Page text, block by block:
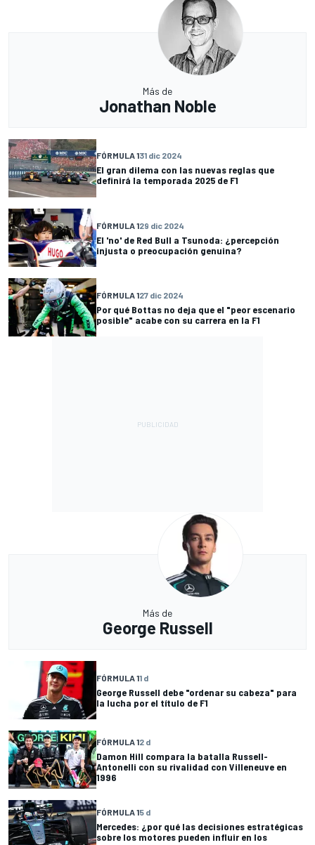
Más de
Jonathan Noble
FÓRMULA 131 dic 2024
El gran dilema con las nuevas reglas que
definirá la temporada 2025 de F1
FÓRMULA 129 dic 2024
El 'no' de Red Bull a Tsunoda: ¿percepción
injusta o preocupación genuina?
FÓRMULA 127 dic 2024
Por qué Bottas no deja que el "peor escenario
posible" acabe con su carrera en la F1
Más de
George Russell
FÓRMULA 11 d
George Russell debe "ordenar su cabeza" para
la lucha por el título de F1
FÓRMULA 12 d
Damon Hill compara la batalla Russell-
Antonelli con su rivalidad con Villeneuve en
1996
FÓRMULA 15 d
Mercedes: ¿por qué las decisiones estratégicas
sobre los motores pueden influir en los